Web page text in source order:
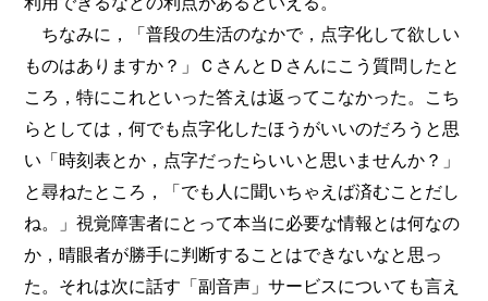
ちなみに，「普段の生活のなかで，点字化して欲しい
ものはありますか？」ＣさんとＤさんにこう質問したと
ころ，特にこれといった答えは返ってこなかった。こち
らとしては，何でも点字化したほうがいいのだろうと思
い「時刻表とか，点字だったらいいと思いませんか？」
と尋ねたところ，「でも人に聞いちゃえば済むことだし
ね。」視覚障害者にとって本当に必要な情報とは何なの
か，晴眼者が勝手に判断することはできないなと思っ
た。それは次に話す「副音声」サービスについても言え